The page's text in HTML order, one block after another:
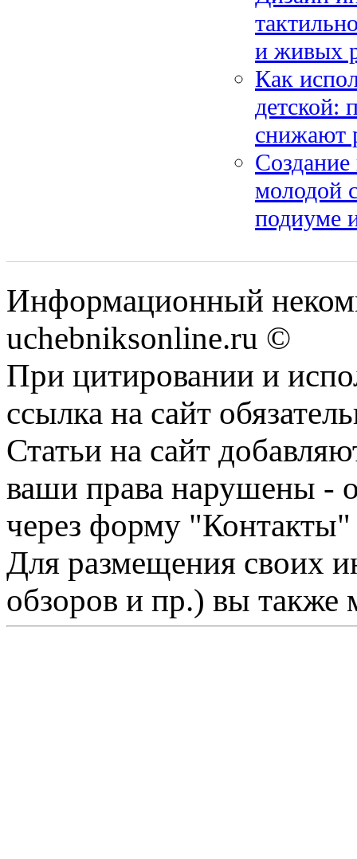
и живых
Как
детской:
снижают
молодой
подиуме
Информационный
uchebniksonline.ru ©
При цитировании и
ссылка на сайт
Статьи на сайт
ваши права нарушены -
через форму "Контакты"
Для размещения своих
обзоров и пр.) вы также